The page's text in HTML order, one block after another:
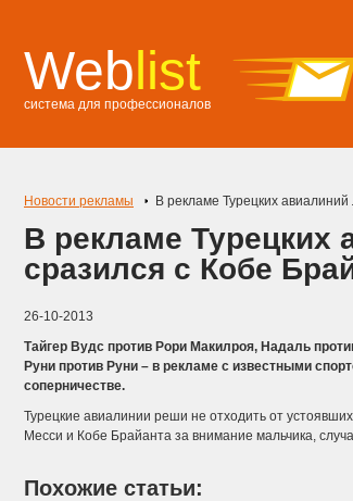
Weblist
система для профессионалов
Новости рекламы В рекламе Турецких
В рекламе Турецких
сразился с Кобе
26-10-2013
Тайгер Вудс против Рори Макилроя, Надаль
Руни против Руни – в рекламе с известными
соперничестве.
Турецкие авиалинии реши не отходить от
Месси и Кобе Брайанта за внимание мальчика,
Похожие статьи: